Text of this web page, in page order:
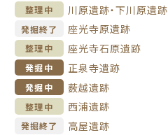
整理中 川原遺跡・下川原遺跡
発掘終了 座光寺原遺跡
整理中 座光寺石原遺跡
発掘中 正泉寺遺跡
発掘中 薮越遺跡
整理中 西浦遺跡
発掘終了 高屋遺跡